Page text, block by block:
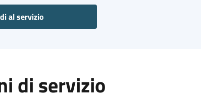
al servizio
di servizio